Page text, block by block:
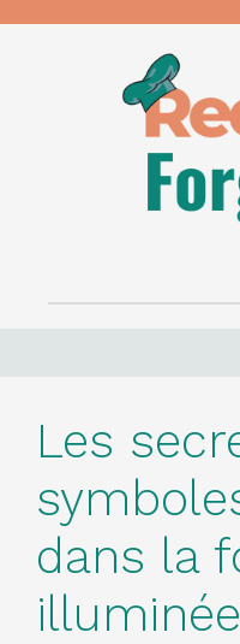
Les
dans la
illuminée